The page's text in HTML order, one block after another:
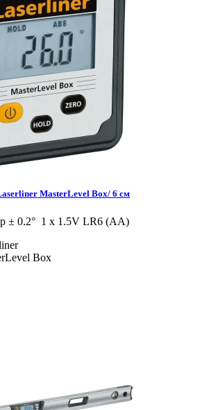
MasterLevel Box/ 6 см
± 0.2° 1 x 1.5V LR6 (AA)
Box